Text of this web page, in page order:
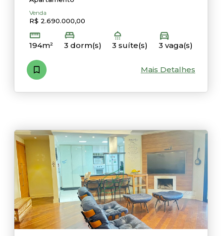
Venda
R$ 2.690.000,00
194m² 3 dorm(s) 3 suíte(s) 3 vaga(s)
Mais Detalhes